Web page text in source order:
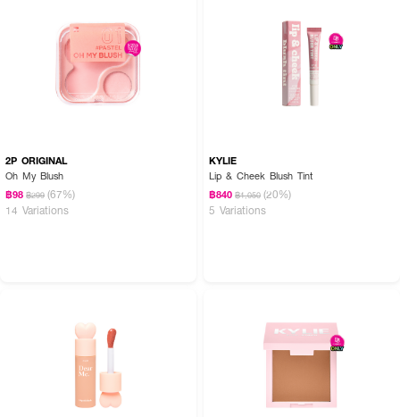
2P ORIGINAL
Oh My Blush
฿98 ฿299 (67%)
14 Variations
KYLIE
Lip & Cheek Blush Tint
฿840 ฿1,050 (20%)
5 Variations